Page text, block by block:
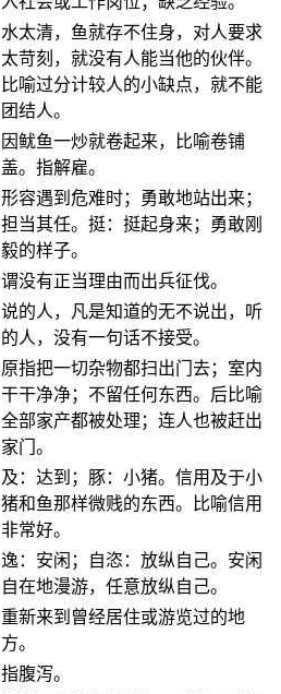
水太清，鱼就存不住身，对人要求
太苛刻，就没有人能当他的伙伴。
比喻过分计较人的小缺点，就不能
团结人。
因鱿鱼一炒就卷起来，比喻卷铺
盖。指解雇。
形容遇到危难时；勇敢地站出来；
担当其任。挺：挺起身来；勇敢刚
毅的样子。
谓没有正当理由而出兵征伐。
说的人，凡是知道的无不说出，听
的人，没有一句话不接受。
原指把一切杂物都扫出门去；室内
干干净净；不留任何东西。后比喻
全部家产都被处理；连人也被赶出
家门。
及：达到；豚：小猪。信用及于小
猪和鱼那样微贱的东西。比喻信用
非常好。
逸：安闲；自恣：放纵自己。安闲
自在地漫游，任意放纵自己。
重新来到曾经居住或游览过的地
方。
指腹泻。